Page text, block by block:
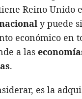
Reino Unido
y puede
económico en
a las
.
es la